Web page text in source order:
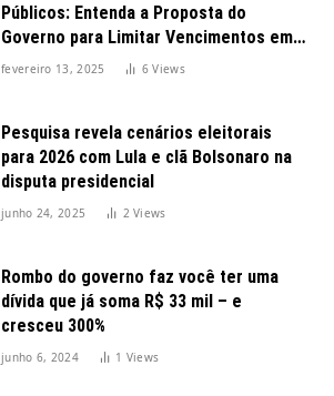
Públicos: Entenda a Proposta do
Governo para Limitar Vencimentos em
2025
fevereiro 13, 2025 6Views
Pesquisa revela cenários eleitorais
para 2026 com Lula e clã Bolsonaro na
disputa presidencial
junho 24, 2025 2Views
Rombo do governo faz você ter uma
dívida que já soma R$ 33 mil – e
cresceu 300%
junho 6, 2024 1 Views